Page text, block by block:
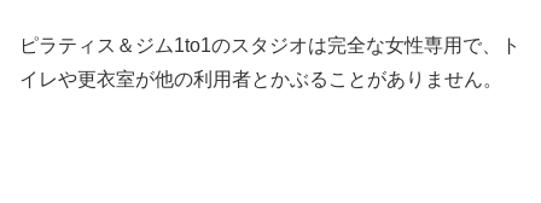
ピラティス＆ジム1to1のスタジオは完全な女性専用で、ト
イレや更衣室が他の利用者とかぶることがありません。